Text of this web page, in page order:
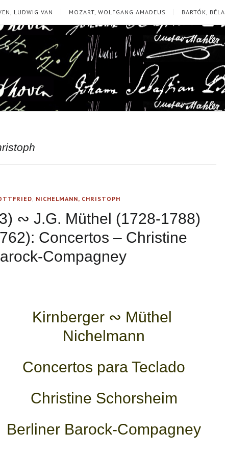
LUDWIG VAN MOZART, WOLFGANG AMADEUS BARTÓK, BÉLA
NICHELMANN, CHRISTOPH
∾ J.G. Müthel (1728-1788)
Concertos – Christine
Compagney
Kirnberger ∾ Müthel
Nichelmann
Concertos para Teclado
Christine Schorsheim
Berliner Barock-Compagney